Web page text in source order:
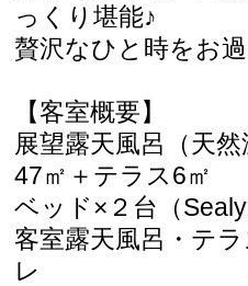
っくり堪能♪
贅沢なひと時をお
【客室概要】
展望露天風呂（天然
47㎡＋テラス6㎡
ベッド×２台（
客室露天風呂・テ
レ